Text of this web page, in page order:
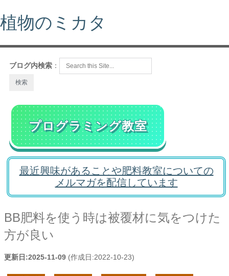
植物のミカタ
ブログ内検索 ：
プログラミング教室
最近興味があることや肥料教室についての
メルマガを配信しています
BB肥料を使う時は被覆材に気をつけた
方が良い
更新日:2025-11-09 (作成日:2022-10-23)